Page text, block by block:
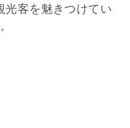
光客を魅きつけてい